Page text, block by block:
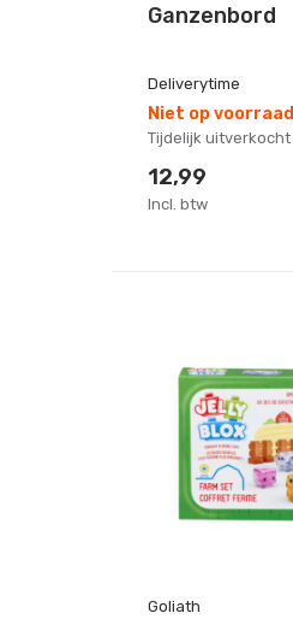
Ganzenbord
Deliverytime
Niet op voorraad
Tijdelijk uitverkocht
12,99
Incl. btw
Goliath